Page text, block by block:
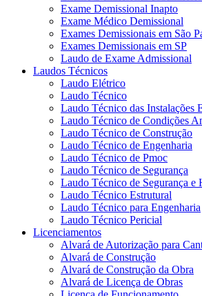
Exame Demissional Inapto
Exame Médico Demissional
Exames Demissionais em São
Exames Demissionais em SP
Laudo de Exame Admissional
Laudos Técnicos
Laudo Elétrico
Laudo Técnico
Laudo Técnico das Instalações
Laudo Técnico de Condições
Laudo Técnico de Construção
Laudo Técnico de Engenharia
Laudo Técnico de Pmoc
Laudo Técnico de Segurança
Laudo Técnico de Segurança e
Laudo Técnico Estrutural
Laudo Técnico para Engenharia
Laudo Técnico Pericial
Licenciamentos
Alvará de Autorização para
Alvará de Construção
Alvará de Construção da Obra
Alvará de Licença de Obras